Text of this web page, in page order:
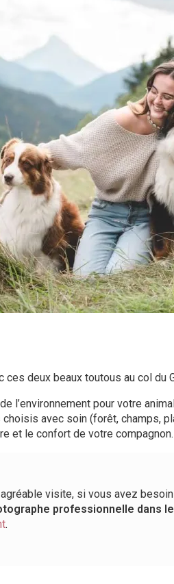
ces deux beaux toutous au col du
l’environnement pour votre
avec soin (forêt, champs,
et le confort de votre compagnon.
visite, si vous avez
professionnelle dans
.